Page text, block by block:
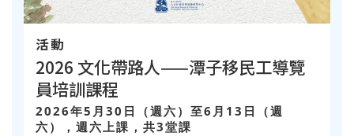
活動
2026 文化帶路人——潭子移民工導覽
員培訓課程
2026年5月30日（週六）至6月13日（週
六），週六上課，共3堂課